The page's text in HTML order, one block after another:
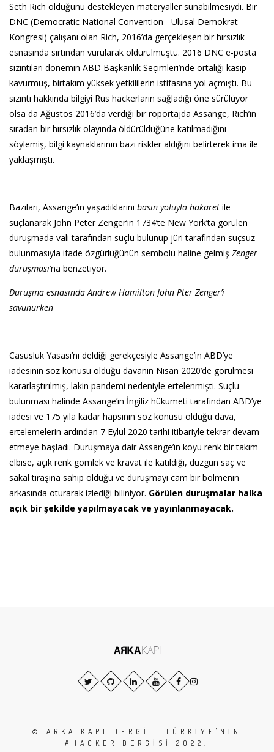
Seth Rich olduğunu destekleyen materyaller sunabilmesiydi. Bir
DNC (Democratic National Convention - Ulusal Demokrat
Kongresi) çalışanı olan Rich, 2016’da gerçekleşen bir hırsızlık
esnasında sırtından vurularak öldürülmüştü. 2016 DNC e-posta
sızıntıları dönemin ABD Başkanlık Seçimleri’nde ortalığı kasıp
kavurmuş, birtakım yüksek yetkililerin istifasına yol açmıştı. Bu
sızıntı hakkında bilgiyi Rus hackerların sağladığı öne sürülüyor
olsa da Ağustos 2016’da verdiği bir röportajda Assange, Rich’in
sıradan bir hırsızlık olayında öldürüldüğüne katılmadığını
söylemiş, bilgi kaynaklarının bazı riskler aldığını belirterek ima ile
yaklaşmıştı.
Bazıları, Assange’ın yaşadıklarını basın yoluyla hakaret ile
suçlanarak John Peter Zenger’in 1734’te New York’ta görülen
duruşmada vali tarafından suçlu bulunup jüri tarafından suçsuz
bulunmasıyla ifade özgürlüğünün sembolü haline gelmiş Zenger
duruşması’na benzetiyor.
Duruşma esnasında Andrew Hamilton John Pter Zenger’i
savunurken
Casusluk Yasası’nı deldiği gerekçesiyle Assange’ın ABD’ye
iadesinin söz konusu olduğu davanın Nisan 2020’de görülmesi
kararlaştırılmış, lakin pandemi nedeniyle ertelenmişti. Suçlu
bulunması halinde Assange’ın İngiliz hükumeti tarafından ABD’ye
iadesi ve 175 yıla kadar hapsinin söz konusu olduğu dava,
ertelemelerin ardından 7 Eylül 2020 tarihi itibariyle tekrar devam
etmeye başladı. Duruşmaya dair Assange’ın koyu renk bir takım
elbise, açık renk gömlek ve kravat ile katıldığı, düzgün saç ve
sakal tıraşına sahip olduğu ve duruşmayı cam bir bölmenin
arkasında oturarak izlediği biliniyor. Görülen duruşmalar halka
açık bir şekilde yapılmayacak ve yayınlanmayacak.
© ARKA KAPI DERGI - TÜRKIYE'NIN
#HACKER DERGISI 2022.